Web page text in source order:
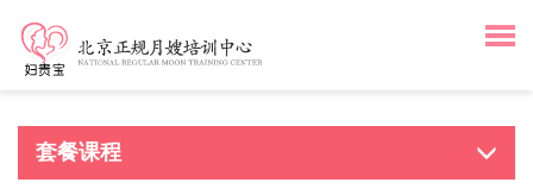
套餐课程